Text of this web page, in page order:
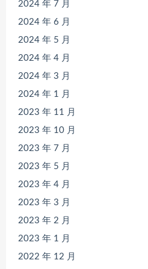
2024 年 7 月
2024 年 6 月
2024 年 5 月
2024 年 4 月
2024 年 3 月
2024 年 1 月
2023 年 11 月
2023 年 10 月
2023 年 7 月
2023 年 5 月
2023 年 4 月
2023 年 3 月
2023 年 2 月
2023 年 1 月
2022 年 12 月